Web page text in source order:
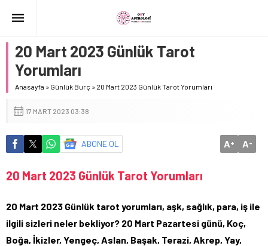
20 Mart 2023 Günlük Tarot
Yorumları
Anasayfa » Günlük Burç » 20 Mart 2023 Günlük Tarot Yorumları
17 MART 2023 03:38
ABONE OL A+ A-
20 Mart 2023 Günlük Tarot Yorumları
20 Mart 2023 Günlük tarot yorumları, aşk, sağlık, para, iş ile
ilgili sizleri neler bekliyor? 20 Mart Pazartesi günü, Koç,
Boğa, İkizler, Yengeç, Aslan, Başak, Terazi, Akrep, Yay,